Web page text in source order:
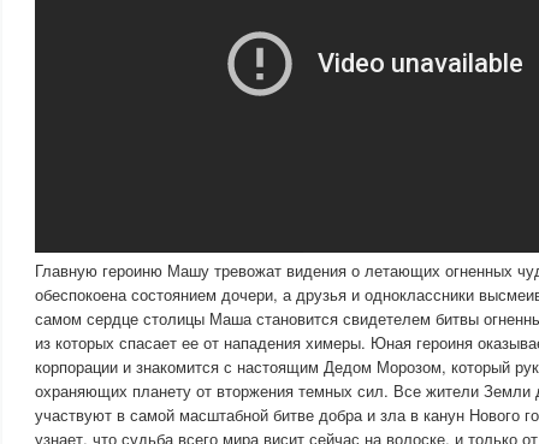
Главную героиню Машу тревожат видения о летающих огненных
обеспокоена состоянием дочери, а друзья и одноклассники
самом сердце столицы Маша становится свидетелем битвы
из которых спасает ее от нападения химеры. Юная героиня
корпорации и знакомится с настоящим Дедом Морозом, который
охраняющих планету от вторжения темных сил. Все жители Земли
участвуют в самой масштабной битве добра и зла в канун Нового
узнает, что судьба всего мира висит сейчас на волоске, и только